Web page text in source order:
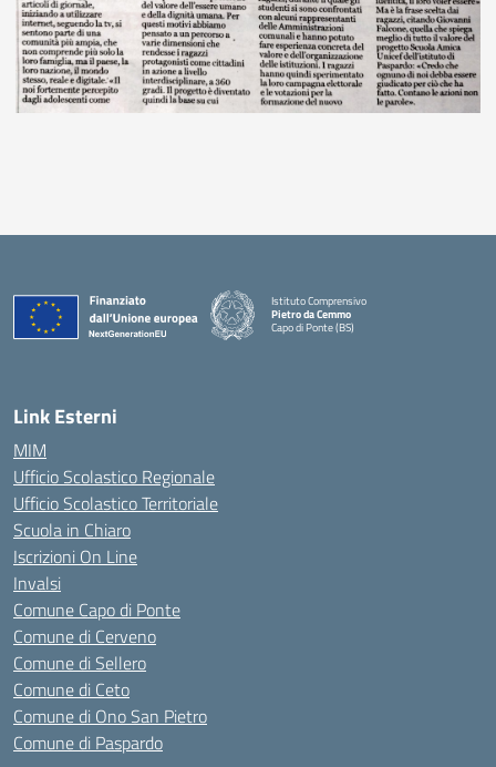
Istituto Comprensivo
Pietro da Cemmo
Capo di Ponte (BS)
Link Esterni
MIM
Ufficio Scolastico Regionale
Ufficio Scolastico Territoriale
Scuola in Chiaro
Iscrizioni On Line
Invalsi
Comune Capo di Ponte
Comune di Cerveno
Comune di Sellero
Comune di Ceto
Comune di Ono San Pietro
Comune di Paspardo